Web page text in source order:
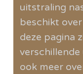
uitstraling
beschikt
deze pagina
verschillende
ook meer